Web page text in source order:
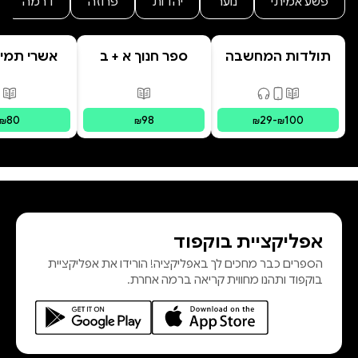
תולדות המחשבה
פורמטים זמינים
מודפס, דיגיטלי, קולי
₪29-₪100
ספר חנוך א + ב
פורמטים זמינים מודפס
₪98
אשרי
₪80
אפליקציית בוקפוד
הספרים כבר מחכים לך באפליקציה! הורידו את אפליקציית
בוקפוד ותהנו מחווית קריאה ברמה אחרת.